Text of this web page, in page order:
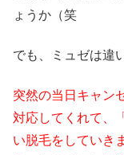
ょうか（笑
でも、ミュゼは違
突然の当日キャン
対応してくれて、
い脱毛をしていき